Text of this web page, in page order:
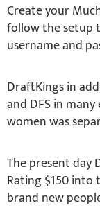
Create your
follow the setup
username and
DraftKings in
and DFS in
women was
The present day
Rating $150 into
brand new